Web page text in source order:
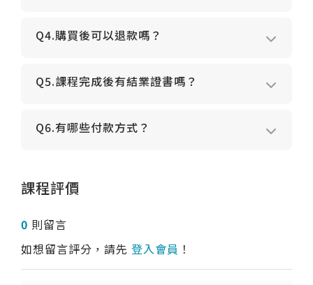
Q4.購買後可以退款嗎？
Q5.課程完成後有結業證書嗎？
Q6.有哪些付款方式？
課程評價
0 則留言
如想留言評分，請先 登入會員 ！